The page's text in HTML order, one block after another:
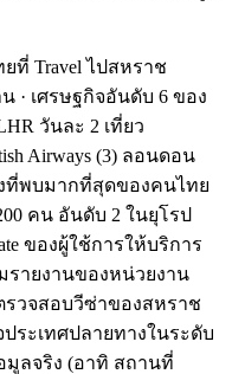
Travel ไปสหราช
· เศรษฐกิจอันดับ 6 ของ
วันละ 2 เที่ยว
Airways (3) ลอนดอน
งที่พบมากที่สุดของคนไทย
คน อันดับ 2 ในยุโรป
ของผู้ใช้การให้บริการ
รายงานของหน่วยงาน
วจสอบวีซ่าของสหราช
ระเทศปลายทางในระดับ
มูลจริง (อาทิ สถานที่